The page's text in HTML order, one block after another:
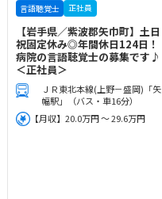
言語聴覚士 正社員
【岩手県／紫波郡矢巾町】土日
祝固定休み◎年間休日124日！
病院の言語聴覚士の募集です♪
＜正社員＞
ＪＲ東北本線(上野－盛岡)「矢
幅駅」（バス・車16分）
【月収】20.0万円 ～ 29.6万円